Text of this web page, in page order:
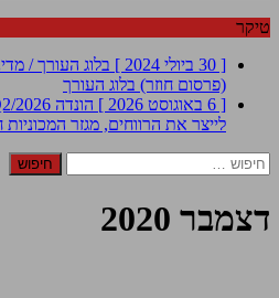
טיקר
[ 30 ביולי 2024 ]
בלוג העורך /
(פרסום חוזר) בלוג העורך
[ 6 באוגוסט 2026 ]
לייצר את הרווחים, מגזר המכוניות
חיפוש:
דצמבר 2020